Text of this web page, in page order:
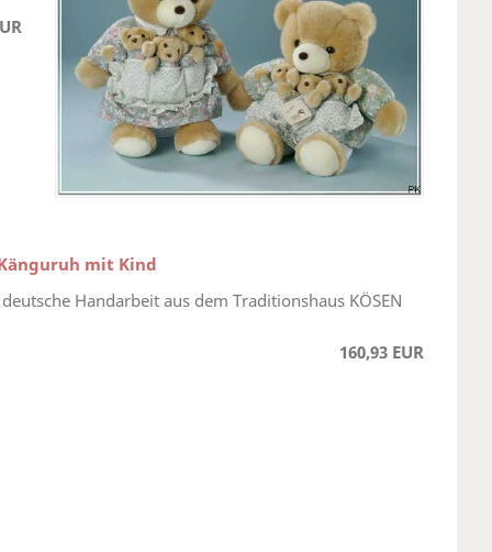
mit Kind
Handarbeit aus dem Traditionshaus KÖSEN
160,93 EUR